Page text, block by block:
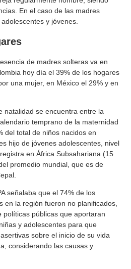
En el caso de las madres
y jóvenes.
de madres solteras va en
hoy día el 39% de los hogares
una mujer, en México el 29% y en
natalidad se encuentra entre la
temprano de la maternidad
del total de niños nacidos en
hijo de jóvenes adolescentes, nivel
en África Subsahariana (15
promedio mundial, que es de
señalaba que el 74% de los
en la región fueron no planificados,
políticas públicas que aportaran
y adolescentes para que
sobre el inicio de su vida
considerando las causas y